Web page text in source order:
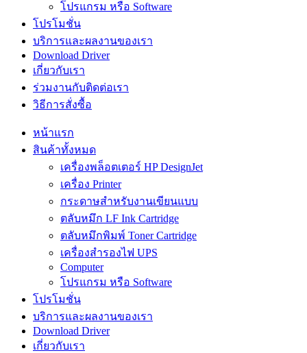
โปรแกรม หรือ Software
โปรโมชั่น
บริการและผลงานของเรา
Download Driver
เกี่ยวกับเรา
ร่วมงานกับติดต่อเรา
วิธีการสั่งซื้อ
หน้าแรก
สินค้าทั้งหมด
เครื่องพล็อตเตอร์ HP DesignJet
เครื่อง Printer
กระดาษสำหรับงานเขียนแบบ
ตลับหมึก LF Ink Cartridge
ตลับหมึกพิมพ์ Toner Cartridge
เครื่องสำรองไฟ UPS
Computer
โปรแกรม หรือ Software
โปรโมชั่น
บริการและผลงานของเรา
Download Driver
เกี่ยวกับเรา